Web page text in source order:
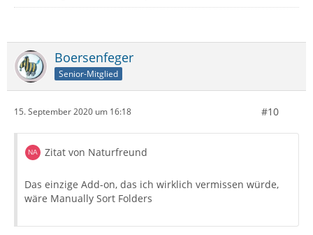
Boersenfeger
Senior-Mitglied
15. September 2020 um 16:18 #10
Zitat von Naturfreund
Das einzige Add-on, das ich wirklich vermissen würde,
wäre Manually Sort Folders